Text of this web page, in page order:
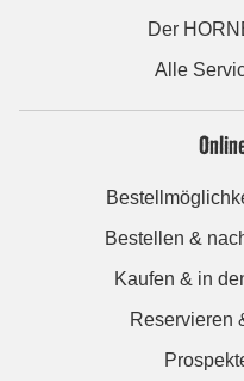
Der
Alle
Bestellen &
Kaufen & in
Reservieren